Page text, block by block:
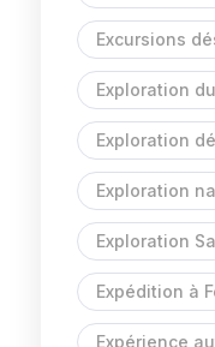
Excursions
Exploration
Exploration
Exploration
Exploration
Expédition à
Expérience